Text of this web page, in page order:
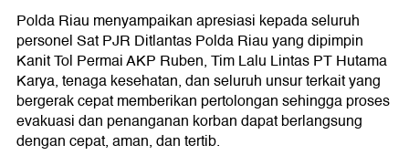
Polda Riau menyampaikan apresiasi kepada seluruh
personel Sat PJR Ditlantas Polda Riau yang dipimpin
Kanit Tol Permai AKP Ruben, Tim Lalu Lintas PT Hutama
Karya, tenaga kesehatan, dan seluruh unsur terkait yang
bergerak cepat memberikan pertolongan sehingga proses
evakuasi dan penanganan korban dapat berlangsung
dengan cepat, aman, dan tertib.